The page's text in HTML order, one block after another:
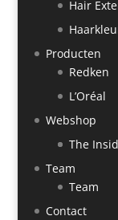
Hair
Producten
Redken
L’Oréal
Webshop
The
Team
Team
Contact